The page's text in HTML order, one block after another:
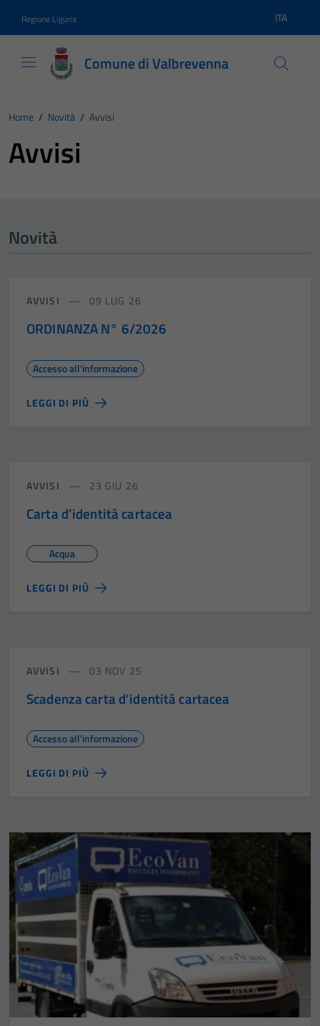
Regione Liguria Lingua
ITA
Comune di Valbrevenna
Home / Novità / Avvisi
Avvisi
Novità
AVVISI 09 LUG 26
ORDINANZA N° 6/2026
Accesso all'informazione
LEGGI DI PIÙ
AVVISI 23 GIU 26
Carta d’identità cartacea
Acqua
LEGGI DI PIÙ
AVVISI 03 NOV 25
Scadenza carta d’identità cartacea
Accesso all'informazione
LEGGI DI PIÙ